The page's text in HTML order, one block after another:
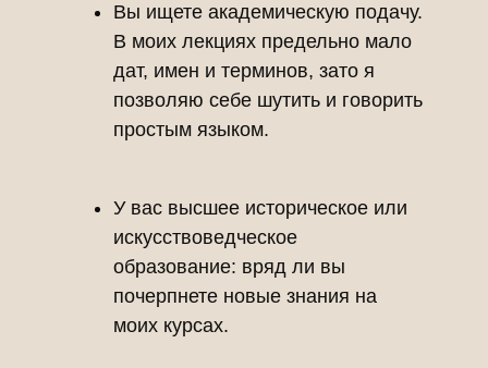
Вы ищете академическую подачу.
В моих лекциях предельно мало
дат, имен и терминов, зато я
позволяю себе шутить и говорить
простым языком.
У вас высшее историческое или
искусствоведческое
образование: вряд ли вы
почерпнете новые знания на
моих курсах.